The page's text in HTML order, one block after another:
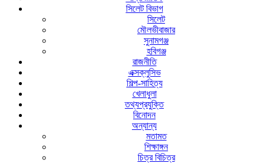
সিলেট বিভাগ
সিলেট
মৌলভীবাজার
সুনামগঞ্জ
হবিগঞ্জ
রাজনীতি
এক্সক্লুসিভ
শিল্প-সাহিত্য
খেলাধুলা
তথ্যপ্রযুক্তি
বিনোদন
অন্যান্য
মতামত
শিক্ষাঙ্গন
চিত্র বিচিত্র